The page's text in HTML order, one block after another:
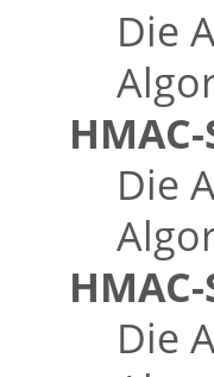
Die
Die
Die